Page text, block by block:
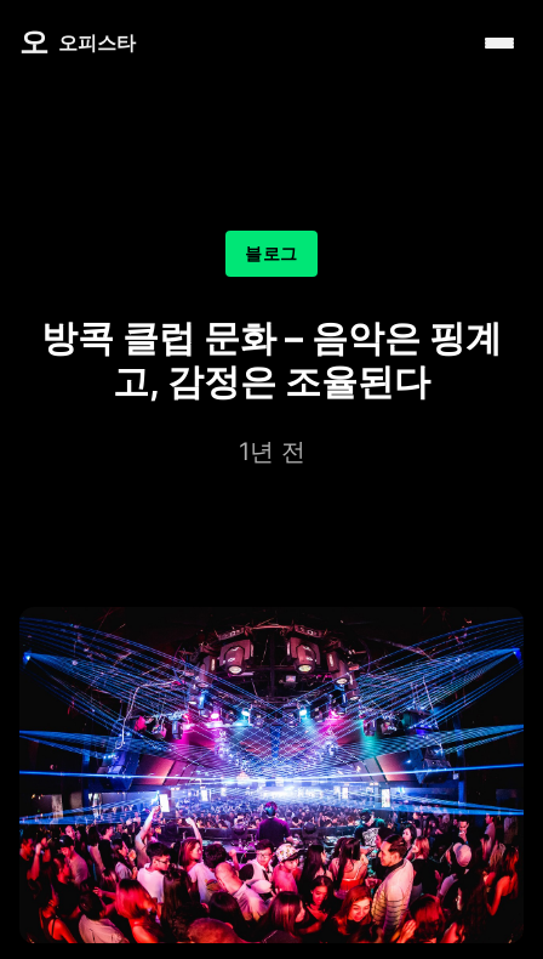
오 오피스타
따뜻한 쉼, 국내 프리미엄 온천 9선
온천의 여운을 정리하는 법 – 전국 온천 후 프리미엄 마사
분위기를 기억하는 법 – 감성 컨셉 데이트 6가지
은근한 끌림을 만드는 법 – 감각적인 무드 데이트 5가지
찜질스파
마사지
예약전 정보 5가지
블로그
방콕 클럽 문화 – 음악은 핑계
고, 감정은 조율된다
1년 전